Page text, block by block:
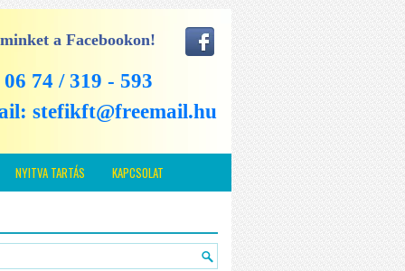
a Facebookon!
74 / 319 - 593
stefikft@freemail.hu
NYITVA TARTÁS KAPCSOLAT